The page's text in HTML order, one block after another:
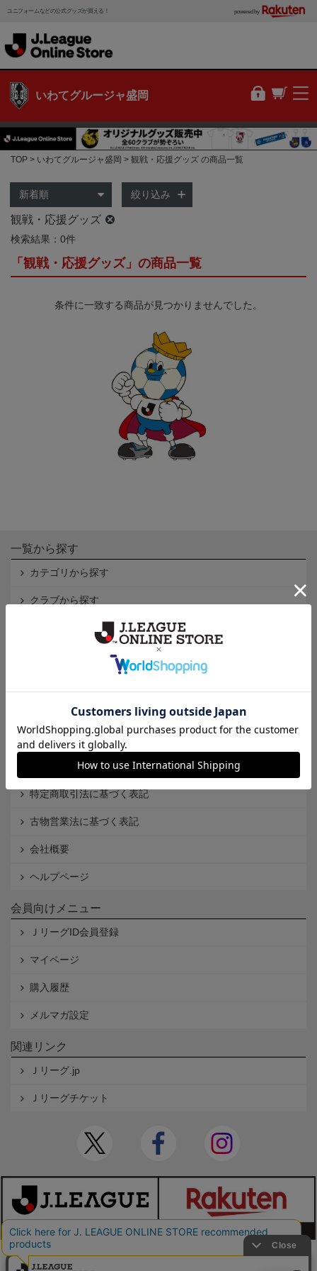
ユニフォームなどの公式グッズが買える！ powered by
いわてグルージャ盛岡
TOP いわてグルージャ盛岡 観戦・応援グッズ の商品一覧
絞り込み
観戦・応援グッズ
検索結果：0件
「観戦・応援グッズ」の商品一覧
条件に一致する商品が見つかりませんでした。
一覧から探す
カテゴリから探す
クラブから探す
Ｊ2
インフォメーション
個人情報保護方針
Cookieポリシー
特定商取引法に基づく表記
古物営業法に基づく表記
会社概要
ヘルプページ
会員向けメニュー
ＪリーグID会員登録
マイページ
購入履歴
メルマガ設定
関連リンク
Ｊリーグ.jp
Ｊリーグチケット